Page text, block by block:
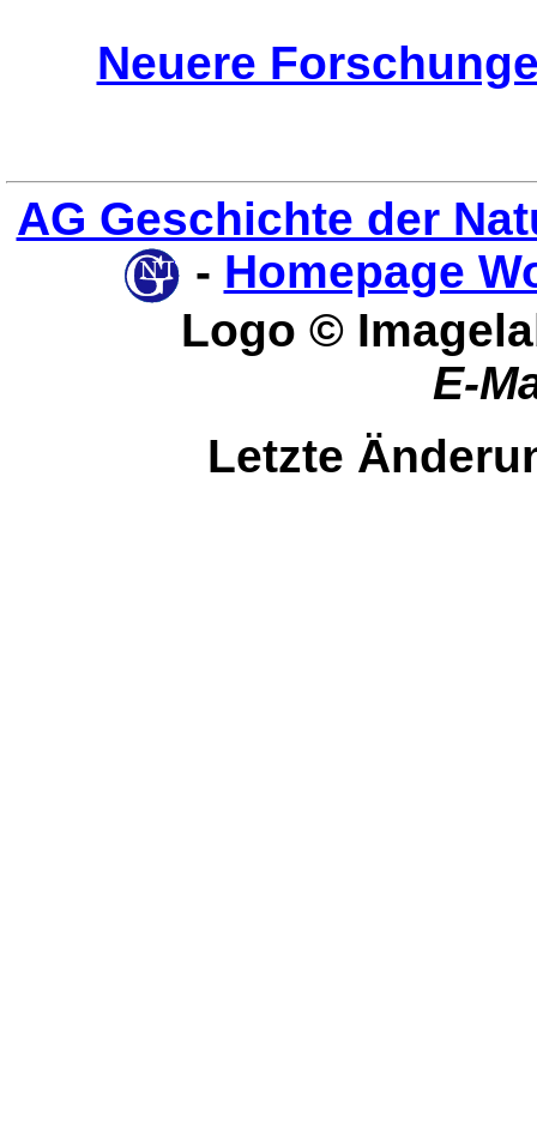
Neuere
AG Geschichte der
- Homepage
Logo ©
E-
Letzte